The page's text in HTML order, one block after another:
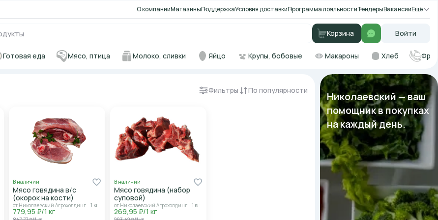
О компанииМагазиныПоддержкаУсловия доставкиПрограмма лояльностиТендерыВакансииЕщё
Корзина Войти
Готовая еда Мясо, птица Молоко, сливки Яйцо Крупы, бобовые Макароны Хлеб
Фильтры По популярности
В наличии
Мясо говядина в/с
(окорок на кости)
от Николаевский Агрохолдинг 1 кг
779,95 ₽/1 кг
В наличии
Мясо говядина (набор
суповой)
от Николаевский Агрохолдинг 1 кг
269,95 ₽/1 кг
Николаевский — ваш
помощник в покупках
на каждый день.